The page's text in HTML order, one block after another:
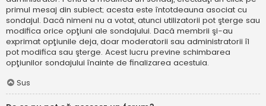
primul mesaj din subiect; acesta este întotdeauna asociat cu
sondajul. Dacă nimeni nu a votat, atunci utilizatorii pot şterge sau
modifica orice opţiuni ale sondajului. Dacă membrii şi-au
exprimat opţiunile deja, doar moderatorii sau administratorii îl
pot modifica sau şterge. Acest lucru previne schimbarea
opţiunilor sondajului înainte de finalizarea acestuia.
Sus